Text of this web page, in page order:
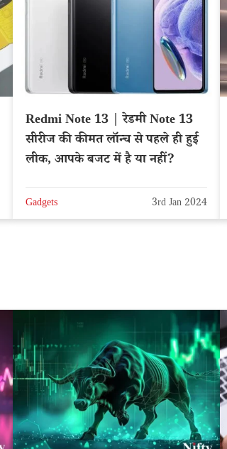
Redmi Note 13 | रेडमी Note 13
सीरीज की कीमत लॉन्च से पहले ही हुई
लीक, आपके बजट में है या नहीं?
Gadgets 3rd Jan 2024